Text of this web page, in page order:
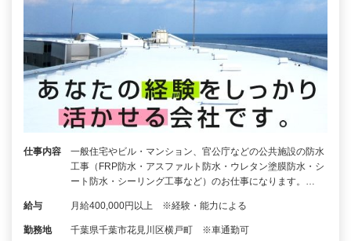
仕事内容
一般住宅やビル・マンション、官公庁などの公共施設の防水
工事（FRP防水・アスファルト防水・ウレタン塗膜防水・シ
ート防水・シーリング工事など）のお仕事になります。…
給与 月給400,000円以上 ※経験・能力による
勤務地 千葉県千葉市花見川区横戸町 ※車通勤可